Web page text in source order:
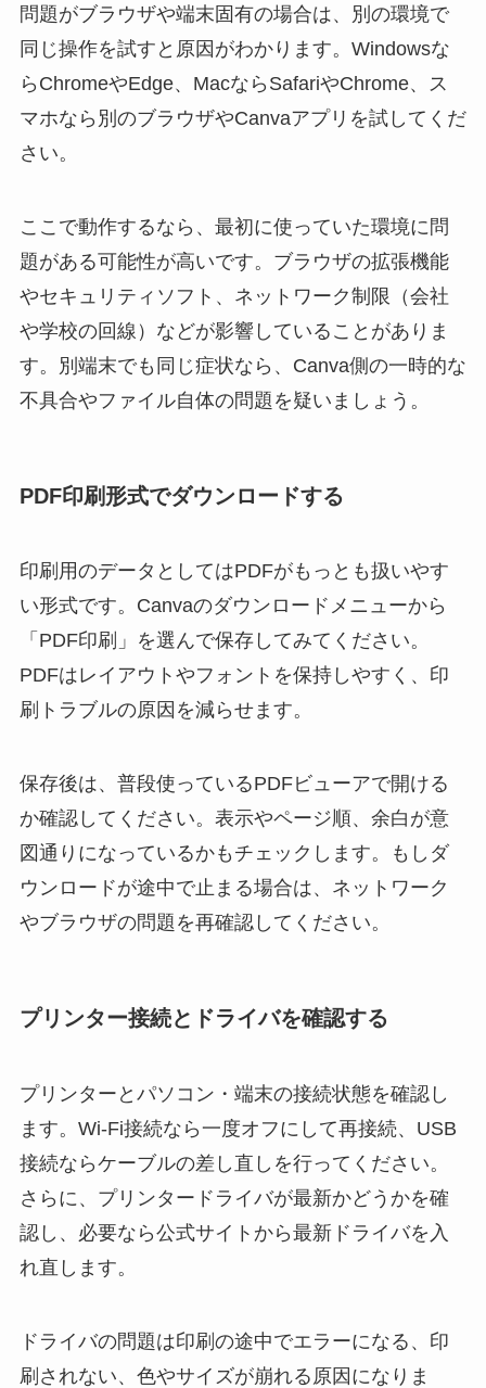
問題がブラウザや端末固有の場合は、別の環境で
同じ操作を試すと原因がわかります。Windowsな
らChromeやEdge、MacならSafariやChrome、ス
マホなら別のブラウザやCanvaアプリを試してくだ
さい。
ここで動作するなら、最初に使っていた環境に問
題がある可能性が高いです。ブラウザの拡張機能
やセキュリティソフト、ネットワーク制限（会社
や学校の回線）などが影響していることがありま
す。別端末でも同じ症状なら、Canva側の一時的な
不具合やファイル自体の問題を疑いましょう。
PDF印刷形式でダウンロードする
印刷用のデータとしてはPDFがもっとも扱いやす
い形式です。Canvaのダウンロードメニューから
「PDF印刷」を選んで保存してみてください。
PDFはレイアウトやフォントを保持しやすく、印
刷トラブルの原因を減らせます。
保存後は、普段使っているPDFビューアで開ける
か確認してください。表示やページ順、余白が意
図通りになっているかもチェックします。もしダ
ウンロードが途中で止まる場合は、ネットワーク
やブラウザの問題を再確認してください。
プリンター接続とドライバを確認する
プリンターとパソコン・端末の接続状態を確認し
ます。Wi‑Fi接続なら一度オフにして再接続、USB
接続ならケーブルの差し直しを行ってください。
さらに、プリンタードライバが最新かどうかを確
認し、必要なら公式サイトから最新ドライバを入
れ直します。
ドライバの問題は印刷の途中でエラーになる、印
刷されない、色やサイズが崩れる原因になりま